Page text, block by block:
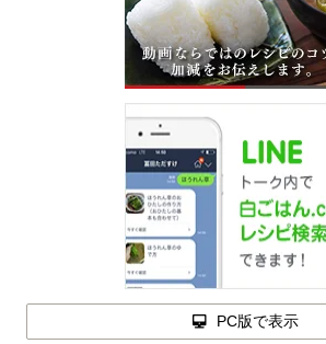
PC版で表示